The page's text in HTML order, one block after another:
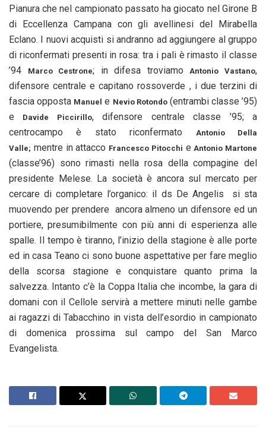
Pianura che nel campionato passato ha giocato nel Girone B
di Eccellenza Campana con gli avellinesi del Mirabella
Eclano. I nuovi acquisti si andranno ad aggiungere al gruppo
di riconfermati presenti in rosa: tra i pali è rimasto il classe
’94
Marco Cestrone; in difesa troviamoAntonio Vastano,
difensore centrale e capitano rossoverde , i due terzini di
fascia opposta Manuel e Nevio Rotondo(entrambi classe ’95)
e
Davide Piccirillo, difensore centrale classe ’95; a
centrocampo è stato riconfermato
Antonio Della
Valle; mentre in attacco Francesco Pitocchi eAntonio Martone
(classe’96) sono rimasti nella rosa della compagine del
presidente Melese. La società è ancora sul mercato per
cercare di completare l’organico: il ds De Angelis si sta
muovendo per prendere ancora almeno un difensore ed un
portiere, presumibilmente con più anni di esperienza alle
spalle. Il tempo è tiranno, l’inizio della stagione è alle porte
ed in casa Teano ci sono buone aspettative per fare meglio
della scorsa stagione e conquistare quanto prima la
salvezza. Intanto c’è la Coppa Italia che incombe, la gara di
domani con il Cellole servirà a mettere minuti nelle gambe
ai ragazzi di Tabacchino in vista dell’esordio in campionato
di domenica prossima sul campo del San Marco
Evangelista.